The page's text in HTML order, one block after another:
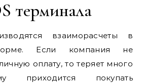
терминала
взаиморасчеты в
Если компания не
оплату, то теряет много
приходится покупать